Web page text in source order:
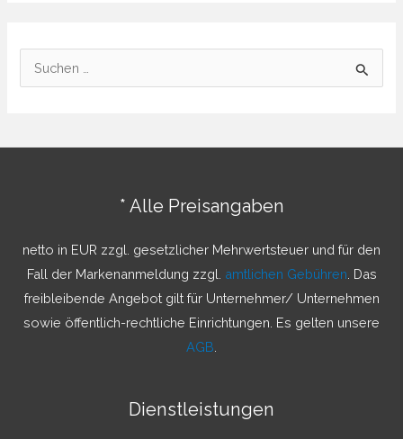
u
h
* Alle Preisangaben
netto in EUR zzgl. gesetzlicher Mehrwertsteuer und für den
Fall der Markenanmeldung zzgl. amtlichen Gebühren . Das
freibleibende Angebot gilt für Unternehmer/ Unternehmen
sowie öffentlich-rechtliche Einrichtungen. Es gelten unsere
AGB
Dienstleistungen